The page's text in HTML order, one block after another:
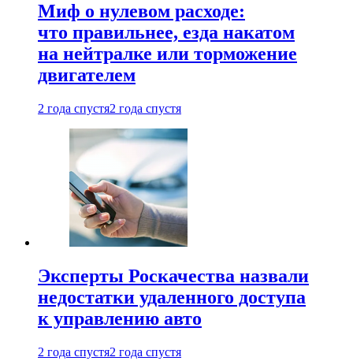
Миф о нулевом расходе:
что правильнее, езда накатом
на нейтралке или торможение
двигателем
2 года спустя2 года спустя
Эксперты Роскачества назвали
недостатки удаленного доступа
к управлению авто
2 года спустя2 года спустя